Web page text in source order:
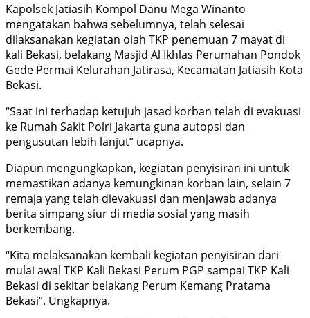
Kapolsek Jatiasih Kompol Danu Mega Winanto
mengatakan bahwa sebelumnya, telah selesai
dilaksanakan kegiatan olah TKP penemuan 7 mayat di
kali Bekasi, belakang Masjid Al Ikhlas Perumahan Pondok
Gede Permai Kelurahan Jatirasa, Kecamatan Jatiasih Kota
Bekasi.
“Saat ini terhadap ketujuh jasad korban telah di evakuasi
ke Rumah Sakit Polri Jakarta guna autopsi dan
pengusutan lebih lanjut” ucapnya.
Diapun mengungkapkan, kegiatan penyisiran ini untuk
memastikan adanya kemungkinan korban lain, selain 7
remaja yang telah dievakuasi dan menjawab adanya
berita simpang siur di media sosial yang masih
berkembang.
“Kita melaksanakan kembali kegiatan penyisiran dari
mulai awal TKP Kali Bekasi Perum PGP sampai TKP Kali
Bekasi di sekitar belakang Perum Kemang Pratama
Bekasi”. Ungkapnya.